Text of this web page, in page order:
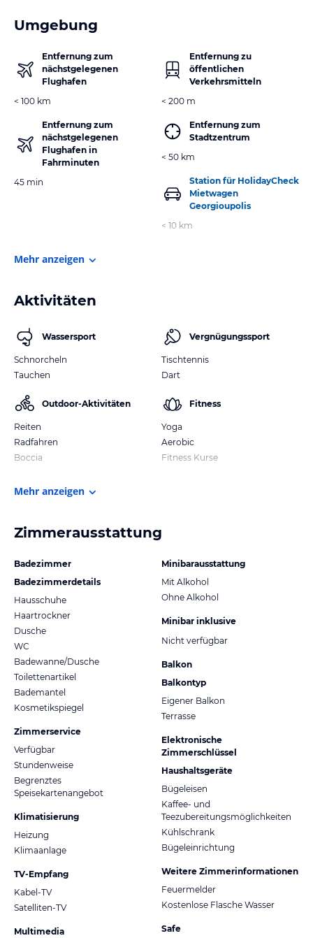
Umgebung
Entfernung zum
nächstgelegenen
Flughafen
< 100 km
Entfernung zum
nächstgelegenen
Flughafen in
Fahrminuten
45 min
Entfernung zu
öffentlichen
Verkehrsmitteln
< 200 m
Entfernung zum
Stadtzentrum
< 50 km
Station für HolidayCheck
Mietwagen
Georgioupolis
< 10 km
Mehr anzeigen
Aktivitäten
Wassersport
Schnorcheln
Tauchen
Outdoor-Aktivitäten
Reiten
Radfahren
Boccia
Vergnügungssport
Tischtennis
Dart
Fitness
Yoga
Aerobic
Fitness Kurse
Mehr anzeigen
Zimmerausstattung
Badezimmer
Badezimmerdetails
Hausschuhe
Haartrockner
Dusche
WC
Badewanne/Dusche
Toilettenartikel
Bademantel
Kosmetikspiegel
Zimmerservice
Verfügbar
Stundenweise
Begrenztes
Speisekartenangebot
Klimatisierung
Heizung
Klimaanlage
TV-Empfang
Kabel-TV
Satelliten-TV
Multimedia
Minibarausstattung
Mit Alkohol
Ohne Alkohol
Minibar inklusive
Nicht verfügbar
Balkon
Balkontyp
Eigener Balkon
Terrasse
Elektronische
Zimmerschlüssel
Haushaltsgeräte
Bügeleisen
Kaffee- und
Teezubereitungsmöglichkeiten
Kühlschrank
Bügeleinrichtung
Weitere Zimmerinformationen
Feuermelder
Kostenlose Flasche Wasser
Safe